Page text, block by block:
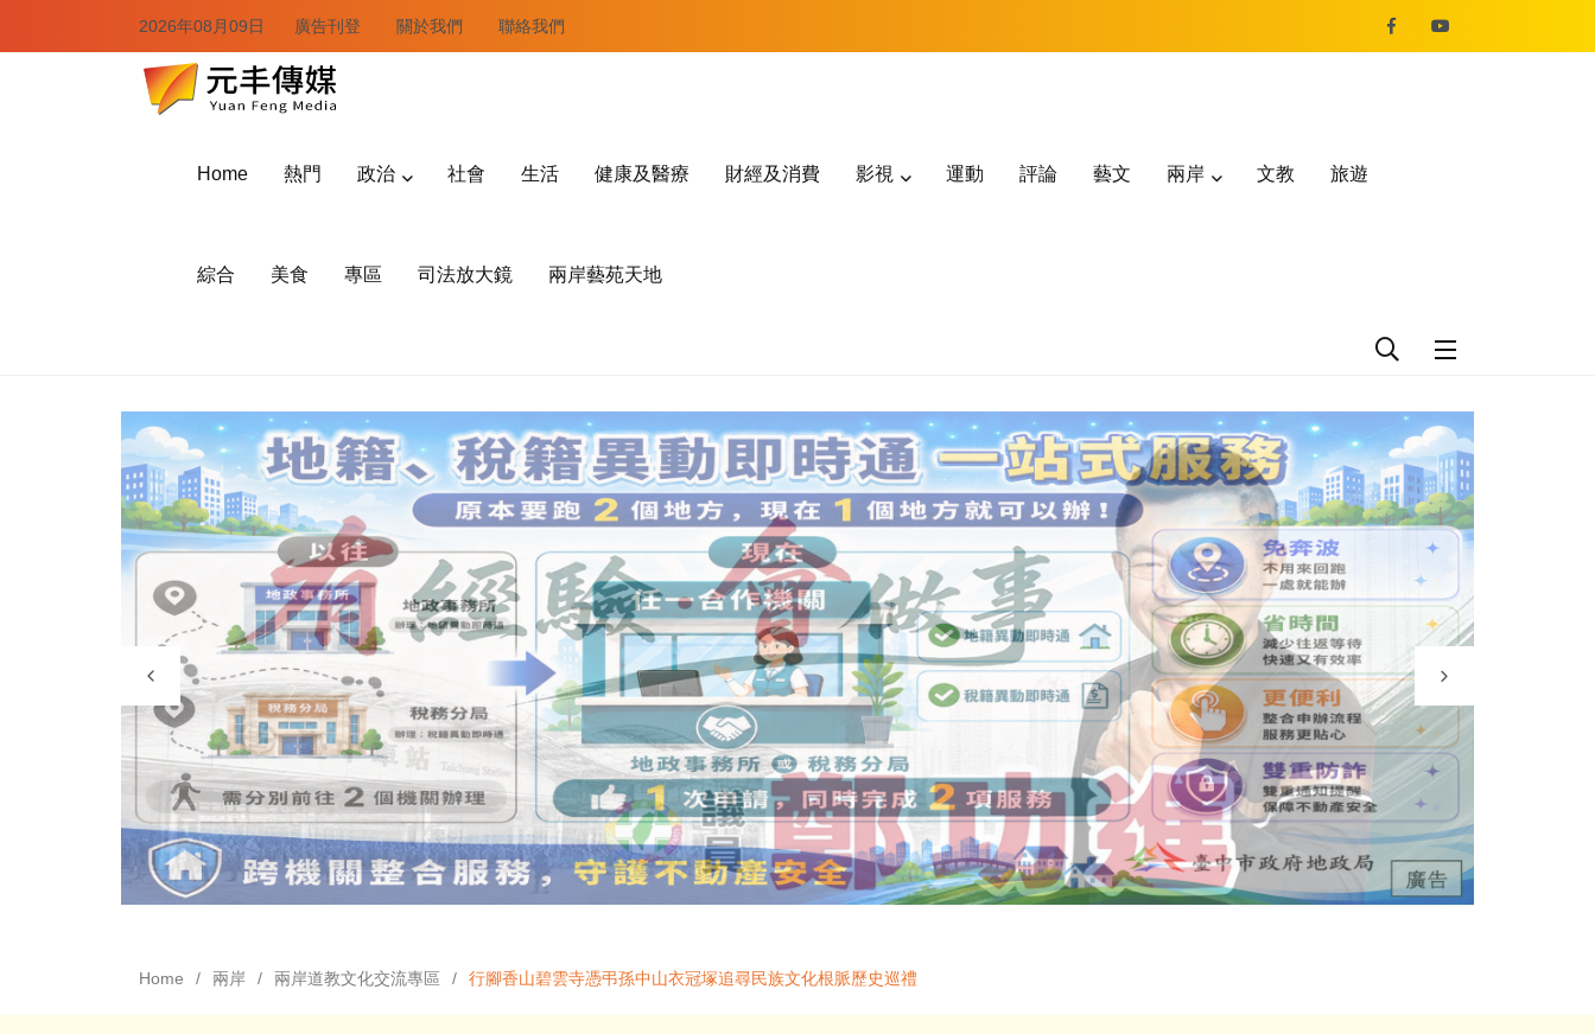
2026年08月09日 廣告刊登 關於我們 聯絡我們
Home 熱門 政治 社會 生活 健康及醫療 財經及消費 影視 運動 評論 藝文 兩岸 文教 旅遊
綜合 美食 專區 司法放大鏡 兩岸藝苑天地
Home 兩岸 兩岸道教文化交流專區 行腳香山碧雲寺憑弔孫中山衣冠塚追尋民族文化根脈歷史巡禮